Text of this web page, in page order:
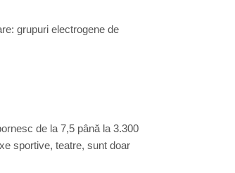
grupuri electrogene de
de la 7,5 până la 3.300
sportive, teatre, sunt doar